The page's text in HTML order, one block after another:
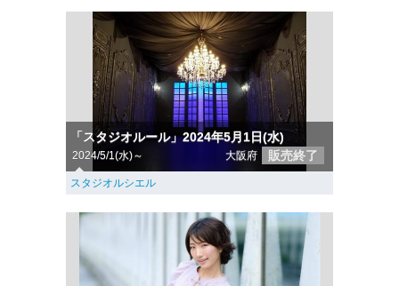
「スタジオルール」2024年5月1日(水)
2024/5/1(水)～ 大阪府 販売終了
スタジオルシエル